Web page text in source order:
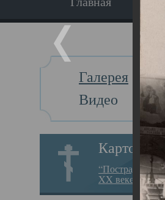
Галерея
Видео
Картотека
“Пострадавшие
XX веке на